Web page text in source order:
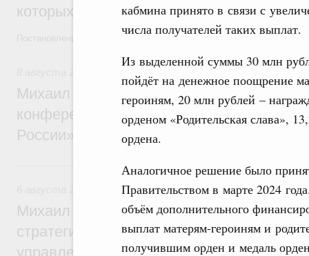
кабмина принято в связи с
числа получателей таких выплат.
Из выделенной суммы 30 млн
пойдёт на денежное поощрение
героиням, 20 млн рублей –
орденом «Родительская слава»,
ордена.
Аналогичное решение было
Правительством в марте 2024
объём дополнительного
выплат матерям-героиням и
получившим орден и медаль
которых освобождаются от НДФЛ
Постановление от 5 августа 2026 года №978
Отрасль информационных технологий
Михаил Мишустин дал поручения по
конференции «Цифровая индустрия
России»
6 августа, четверг
Технологическое развитие. Инновации
Михаил Мишустин дал поручения по
стратегической сессии о
управления научно-технологическим